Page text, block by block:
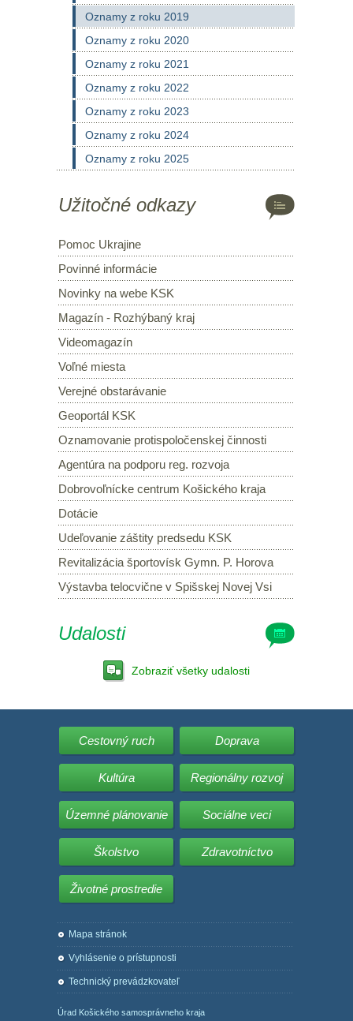
Oznamy z roku 2019
Oznamy z roku 2020
Oznamy z roku 2021
Oznamy z roku 2022
Oznamy z roku 2023
Oznamy z roku 2024
Oznamy z roku 2025
Užitočné odkazy
Pomoc Ukrajine
Povinné informácie
Novinky na webe KSK
Magazín - Rozhýbaný kraj
Videomagazín
Voľné miesta
Verejné obstarávanie
Geoportál KSK
Oznamovanie protispoločenskej činnosti
Agentúra na podporu reg. rozvoja
Dobrovoľnícke centrum Košického kraja
Dotácie
Udeľovanie záštity predsedu KSK
Revitalizácia športovísk Gymn. P. Horova
Výstavba telocvične v Spišskej Novej Vsi
Udalosti
Zobraziť všetky udalosti
Cestovný ruch Doprava
Kultúra Regionálny rozvoj
Územné plánovanie Sociálne veci
Školstvo Zdravotníctvo
Životné prostredie
Mapa stránok
Vyhlásenie o prístupnosti
Technický prevádzkovateľ
Úrad Košického samosprávneho kraja